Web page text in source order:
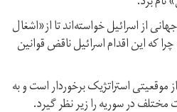
از اسرائیل خواسته‌اند تا از«اشغال
که این اقدام اسرائیل ناقض قوانین
استراتژیک برخوردار است و به
در سوریه را زیر نظر گیرد.